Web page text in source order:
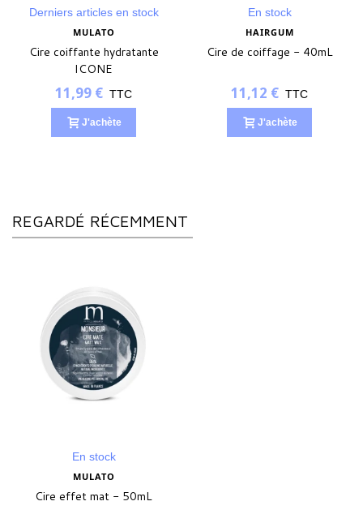
Derniers articles en stock
MULATO
Cire coiffante hydratante
ICONE
11,99 € TTC
J'achète
En stock
HAIRGUM
Cire de coiffage - 40mL
11,12 € TTC
J'achète
REGARDÉ RÉCEMMENT
En stock
MULATO
Cire effet mat - 50mL